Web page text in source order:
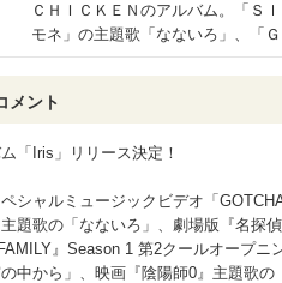
ＣＨＩＣＫＥＮのアルバム。「
モネ」の主題歌「なないろ」、「
メント
「Iris」リリース決定！
ペシャルミュージックビデオ「
題歌の「なないろ」、劇場版『名探
』Season 1 第2クールオープニ
中から」、映画『陰陽師0』主題歌